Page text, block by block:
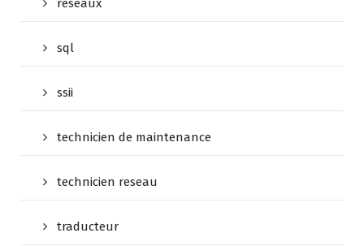
réseaux
sql
ssii
technicien de maintenance
technicien reseau
traducteur